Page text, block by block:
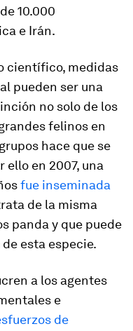
10.000
e Irán.
científico, medidas
pueden ser una
no solo de los
felinos en
hace que se
en 2007, una
fue inseminada
de la misma
panda y que puede
esta especie.
a los agentes
e
de